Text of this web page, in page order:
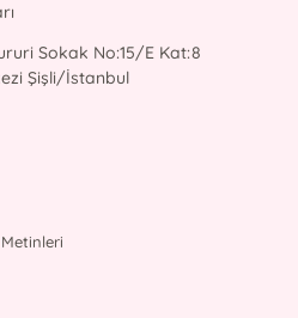
Sokak No:15/E Kat:8
Şişli/İstanbul